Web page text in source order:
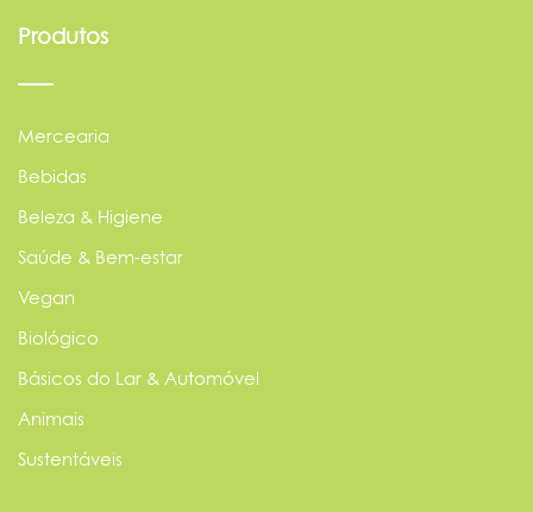
Produtos
Mercearia
Bebidas
Beleza & Higiene
Saúde & Bem-estar
Vegan
Biológico
Básicos do Lar & Automóvel
Animais
Sustentáveis